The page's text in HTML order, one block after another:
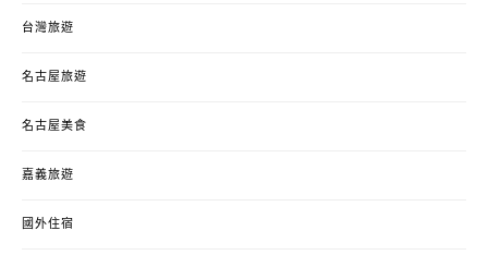
台灣旅遊
名古屋旅遊
名古屋美食
嘉義旅遊
國外住宿